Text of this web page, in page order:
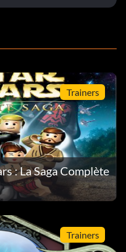
Trainers
: La Saga Complète
Trainers